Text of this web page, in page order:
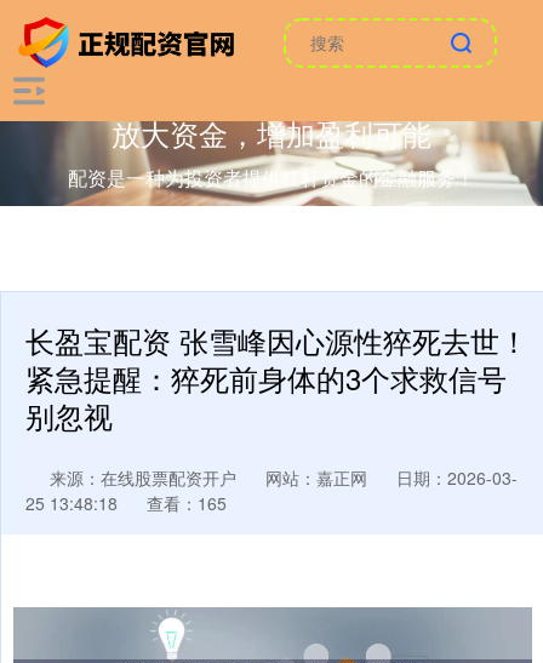
放大资金，增加盈利可能
配资是一种为投资者提供杠杆资金的金融服务！
长盈宝配资 张雪峰因心源性猝死去世！
紧急提醒：猝死前身体的3个求救信号
别忽视
来源：在线股票配资开户 网站：嘉正网
日期：2026-03-
25 13:48:18
查看：165